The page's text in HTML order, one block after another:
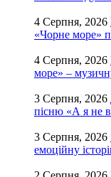
4 Серпня, 2026
«Чорне море»
4 Серпня, 2026
море» –
3 Серпня, 2026
пісню «А я не
3 Серпня, 2026
емоційну